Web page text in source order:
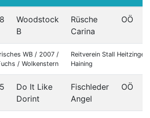
Woodstock
B
Rüsche
Carina
OÖ
WB / 2007 /
/ Wolkenstern
Reitverein Stall Heitzinger-
Haining
Do It Like
Dorint
Fischleder
Angel
OÖ